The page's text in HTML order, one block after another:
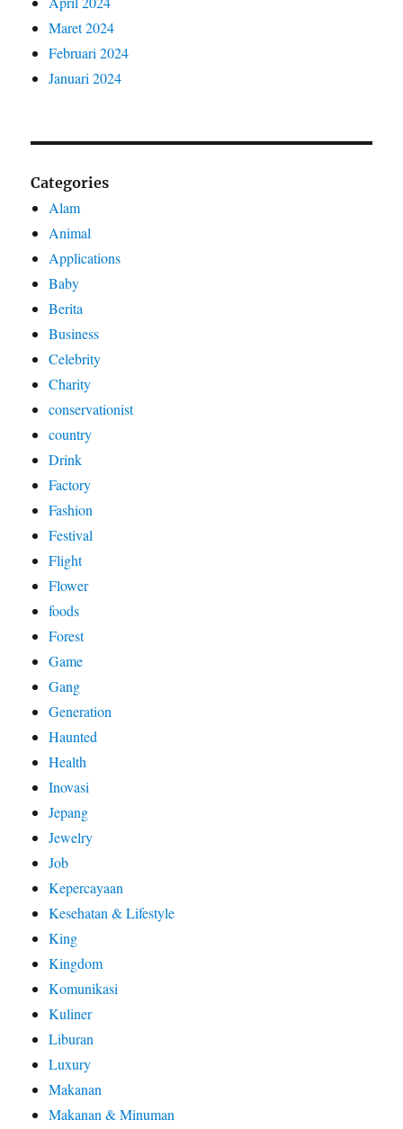
Maret 2024
Februari 2024
Januari 2024
Categories
Alam
Animal
Applications
Baby
Berita
Business
Celebrity
Charity
conservationist
country
Drink
Factory
Fashion
Festival
Flight
Flower
foods
Forest
Game
Gang
Generation
Haunted
Health
Inovasi
Jepang
Jewelry
Job
Kepercayaan
Kesehatan & Lifestyle
King
Kingdom
Komunikasi
Kuliner
Liburan
Luxury
Makanan
Makanan & Minuman